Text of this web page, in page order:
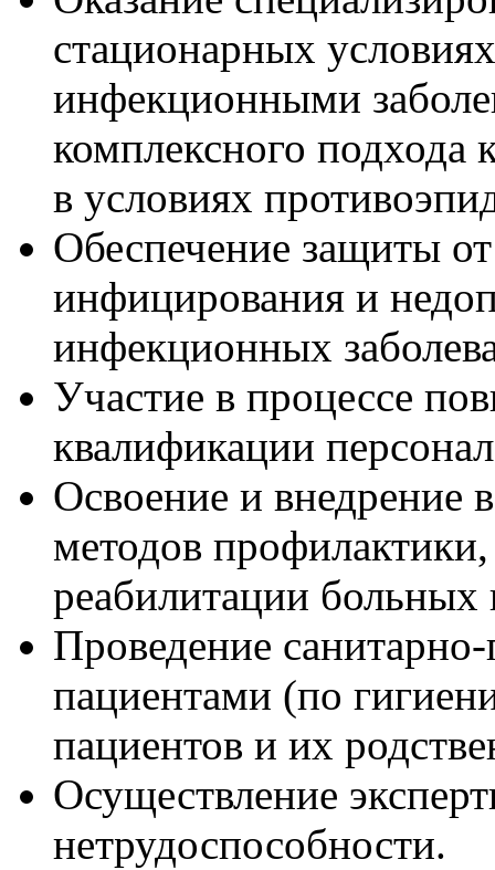
стационарных
инфекционными
комплексного подхода
в условиях
Обеспечение защиты
инфицирования и
инфекционных
Участие в процессе
квалификации
Освоение и внедрение
методов
реабилитации
Проведение
пациентами (по
пациентов и их
Осуществление
нетрудоспособности.